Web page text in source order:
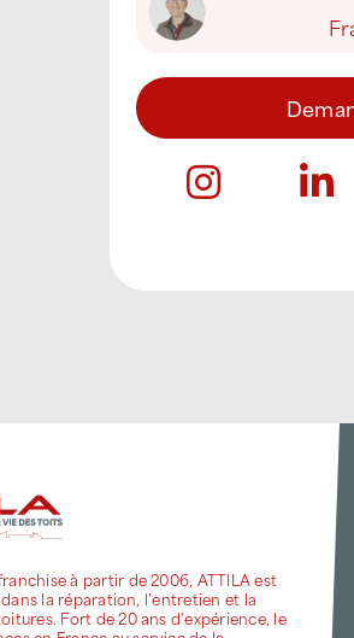
à partir de 2006, ATTILA est
la réparation, l’entretien et la
Fort de 20 ans d’expérience, le